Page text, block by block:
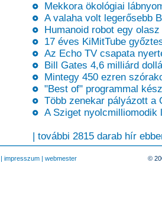
Mekkora ökológiai
A valaha volt legerősebb
Humanoid robot egy olasz
17 éves KiMitTube
Az Echo TV csapata
Bill Gates 4,6 milliárd
Mintegy 450 ezren
"Best of" programmal
Több zenekar pályázott a
A Sziget nyolcmilliomodik
| további 2815 darab hír
| impresszum | webmester ©